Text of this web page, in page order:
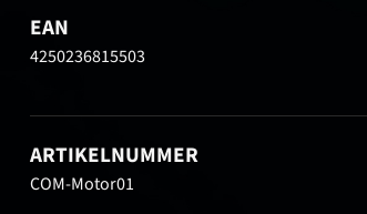
EAN
4250236815503
ARTIKELNUMMER
COM-Motor01